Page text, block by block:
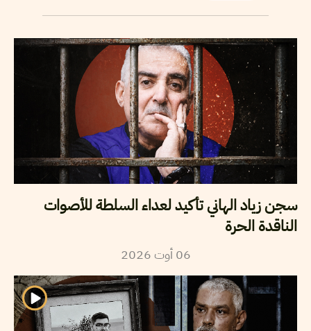
سجن زياد الهاني تأكيد لعداء السلطة للأصوات
الناقدة الحرة
06 أوت2026